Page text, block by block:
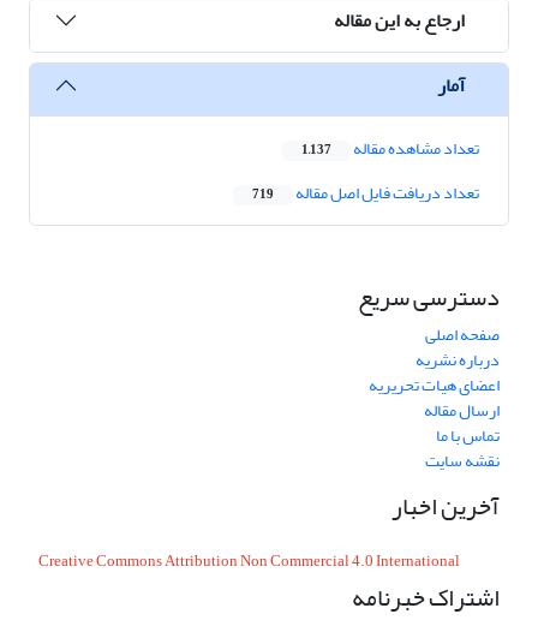
ارجاع به این مقاله
آمار
تعداد مشاهده مقاله 1,137
تعداد دریافت فایل اصل مقاله 719
دسترسی سریع
صفحه اصلی
درباره نشریه
اعضای هیات تحریریه
ارسال مقاله
تماس با ما
نقشه سایت
آخرین اخبار
Creative Commons Attribution Non Commercial 4.0 International
اشتراک خبرنامه